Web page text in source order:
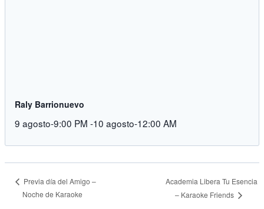
Raly Barrionuevo
9 agosto-9:00 PM -10 agosto-12:00 AM
Previa día del Amigo –
Noche de Karaoke
Academia Libera Tu Esencia
– Karaoke Friends